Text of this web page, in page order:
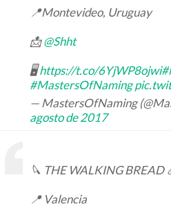
📍Montevideo, Uruguay
📩@Shht
🖥https://t.co/6YjWP8ojwi
#MastersOfNaming
— MastersOfNaming
agosto de 2017
🔪 THE WALKING BREAD
📍 Valencia